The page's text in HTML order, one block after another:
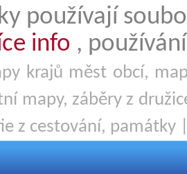
používají
info ,
krajů měst obcí,
mapy, záběry z
z cestování, památky